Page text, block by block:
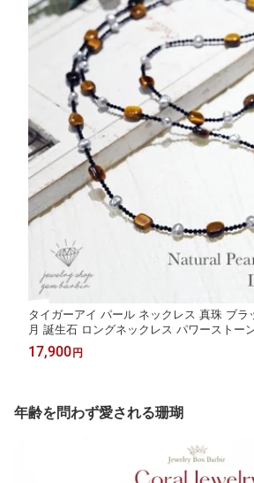
タイガーアイ パール ネックレス 真珠 ブラ
月 誕生石 ロングネックレス パワーストー
ース ジュエリー ファッション 品質保証 30
レゼント 送料無料 ラッピング無料
17,900円
年齢を問わず愛される珊瑚